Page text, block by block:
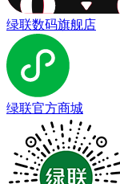
绿联数码旗舰店
绿联官方商城